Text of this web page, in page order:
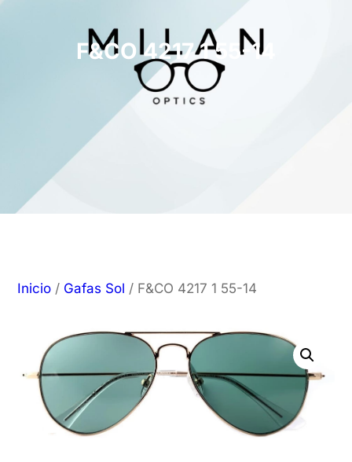
F&CO 4217 1 55-14
Inicio / Gafas Sol / F&CO 4217 1 55-14